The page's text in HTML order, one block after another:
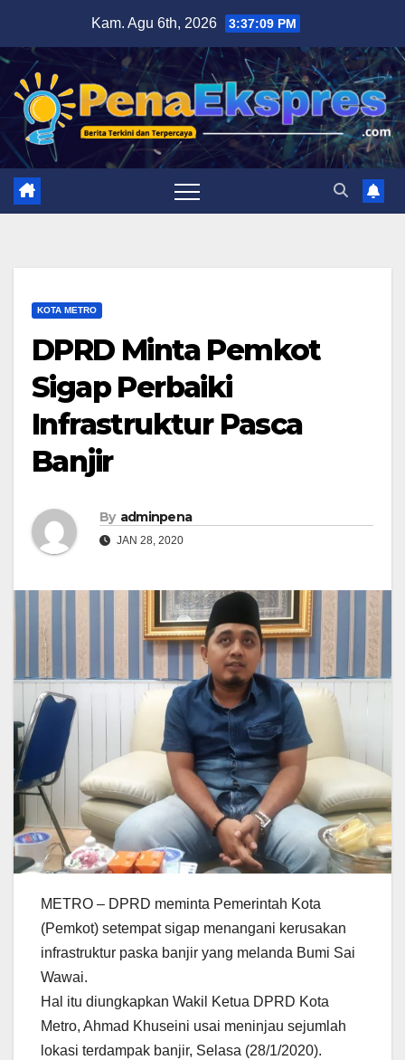
content
Kam. Agu 6th, 2026 3:37:10 PM
KOTA METRO
DPRD Minta Pemkot
Sigap Perbaiki
Infrastruktur Pasca
Banjir
By adminpena
JAN 28, 2020
METRO – DPRD meminta Pemerintah Kota
(Pemkot) setempat sigap menangani kerusakan
infrastruktur paska banjir yang melanda Bumi Sai
Wawai.
Hal itu diungkapkan Wakil Ketua DPRD Kota
Metro, Ahmad Khuseini usai meninjau sejumlah
lokasi terdampak banjir, Selasa (28/1/2020).